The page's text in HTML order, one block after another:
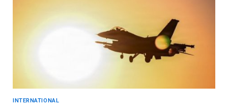
INTERNATIONAL